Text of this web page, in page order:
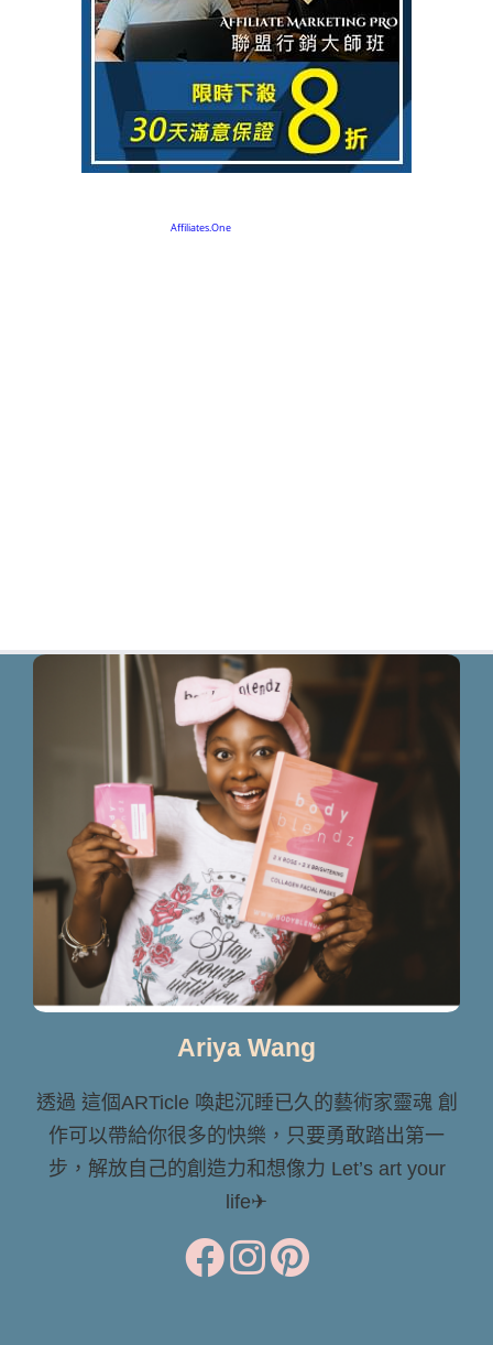
Ariya Wang
透過 這個ARTicle 喚起沉睡已久的藝術家靈魂 創
作可以帶給你很多的快樂，只要勇敢踏出第一
步，解放自己的創造力和想像力 Let’s art your
life✈